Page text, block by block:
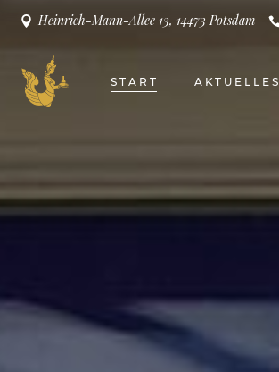
Heinrich-Mann-Allee 13, 14473 Potsdam
START AKTUELLES